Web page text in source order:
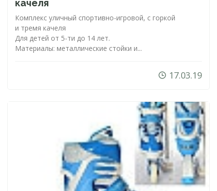
качеля
Комплекс уличный спортивно-игровой, с горкой
и тремя качеля
Для детей от 5-ти до 14 лет.
Материалы: металлические стойки и...
17.03.19